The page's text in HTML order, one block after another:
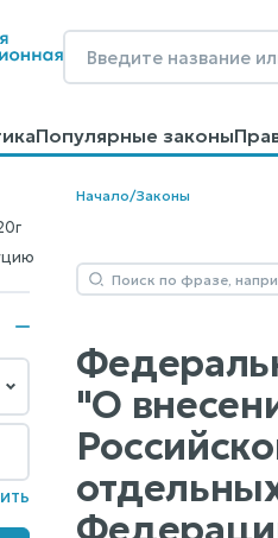
Популярные законы
материалыОбразцы
Начало/Законы
"О